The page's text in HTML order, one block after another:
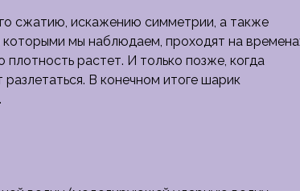
сжатию, искажению симметрии, а также
мы наблюдаем, проходят на
растет. И только позже, когда
В конечном итоге шарик